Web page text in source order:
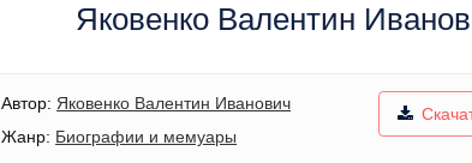
Яковенко Валентин
Автор: Яковенко Валентин Иванович
Жанр: Биографии и мемуары